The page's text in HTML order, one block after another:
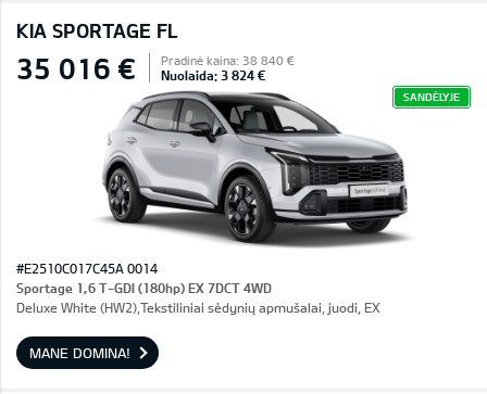
KIA SPORTAGE FL
35 016 € Pradinė kaina: 38 840 €
Nuolaida: 3 824 €
SANDĖLYJE
#E2510C017C45A 0014
Sportage 1,6 T-GDI (180hp) EX 7DCT 4WD
Deluxe White (HW2),Tekstiliniai sėdynių apmušalai, juodi, EX
MANE DOMINA!